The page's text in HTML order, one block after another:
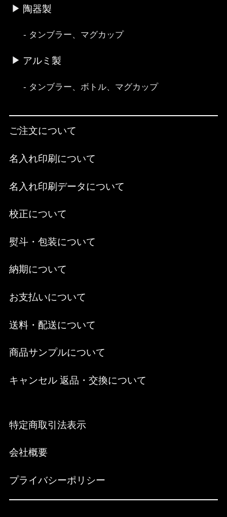
陶器製
タンブラー、マグカップ
アルミ製
タンブラー、ボトル、マグカップ
ご注文について
名入れ印刷について
名入れ印刷データについて
校正について
熨斗・包装について
納期について
お支払いについて
送料・配送について
商品サンプルについて
キャンセル 返品・交換について
特定商取引法表示
会社概要
プライバシーポリシー